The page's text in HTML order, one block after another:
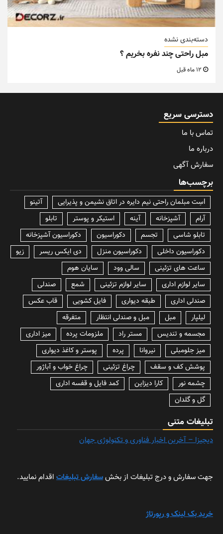
دسته‌بندی نشده
مبل راحتی چند نفره بخریم ؟
دسترسی سریع
تماس با ما
درباره ما
سفارش آگهی
برچسب‌ها
lسِت مبلمان راحتی نیم دایره در اتاق نشیمن و پذیرایی
آتینو
آرام
آشپزخانه آینه استیکر و پوستر
تابلو
تابلو شاسی
تجسم دکوراسیون
دکوراسیون آشپزخانه
دکوراسیون داخلی
دکوراسیون منزل دی ایکس ریسر
زیو
ساعت های تزئینی
سالی وود
سایان هوم
سایر لوازم اداری
سایر لوازم تزئینی شمع
صندلی
صندلی اداری
طبقه دیواری فایل کشویی
قاب عکس
لیلپار
مبل مبل و صندلی انتظار
متفرقه
مجسمه و تندیس
مستر راد ملزومات پرده
میز اداری
میز جلومبلی
نیروانا پرده
پوستر و کاغذ دیواری
پوشش کف و سقف
چراغ تزئینی
چراغ خواب و آباژور
چشمه نور
کارا دیزاین
کمد فایل و قفسه اداری
گل و گلدان
تبلیغات متنی
دیجیزا – آخرین اخبار فناوری و تکنولوژی جهان
جهت سفارش و درج تبلیغات از بخشسفارش تبلیغات اقدام نمایید.
خرید بک لینک و رپورتاژ